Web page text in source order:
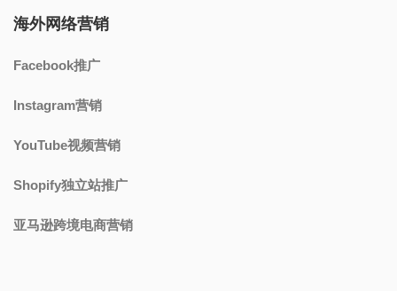
海外网络营销
Facebook推广
Instagram营销
YouTube视频营销
Shopify独立站推广
亚马逊跨境电商营销